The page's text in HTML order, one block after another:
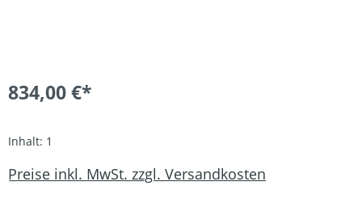
834,00 €*
Inhalt: 1
Preise inkl. MwSt. zzgl. Versandkosten